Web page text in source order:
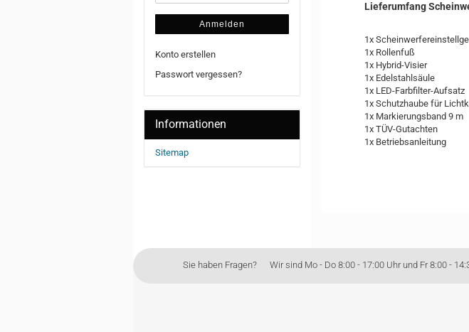
Lieferumfang
1x
1x Rollenfuß
1x Hybrid-Visier
1x Edelstahlsäule
1x LED-Farbfilter-Aufsatz
1x Schutzhaube für
1x Markierungsband 9 m
1x TÜV-Gutachten
1x Betriebsanleitung
Anmelden
Konto erstellen
Passwort vergessen?
Informationen
Sitemap
Sie haben Fragen? Wir sind Mo - Do 8:00 - 17:00 Uhr und Fr 8:00 -